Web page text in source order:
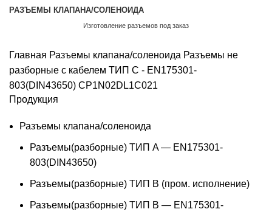
РАЗЪЕМЫ КЛАПАНА/СОЛЕНОИДА
Изготовление разъемов под заказ
Главная Разъемы клапана/соленоида Разъемы не
разборные с кабелем ТИП C - EN175301-
803(DIN43650) CP1N02DL1C021
Продукция
Разъемы клапана/соленоида
Разъемы(разборные) ТИП A — EN175301-
803(DIN43650)
Разъемы(разборные) ТИП В (пром. исполнение)
Разъемы(разборные) ТИП B — EN175301-